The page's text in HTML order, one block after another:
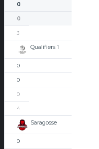
0
0
3
Qualifiers 1
0
0
0
4
Saragosse
0